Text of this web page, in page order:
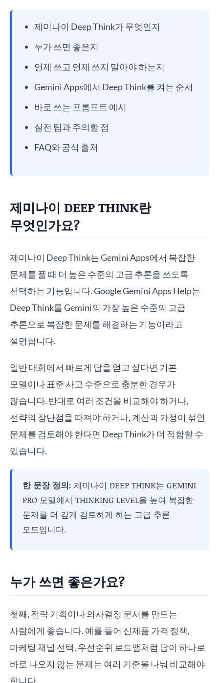
제미나이 Deep Think가 무엇인지
누가 쓰면 좋은지
언제 쓰고 언제 쓰지 말아야 하는지
Gemini Apps에서 Deep Think를 켜는 순서
바로 쓰는 프롬프트 예시
실전 팁과 주의할 점
FAQ와 공식 출처
제미나이 DEEP THINK란
무엇인가요?
제미나이 Deep Think는 Gemini Apps에서 복잡한
문제를 풀 때 더 높은 수준의 고급 추론을 쓰도록
선택하는 기능입니다. Google Gemini Apps Help는
Deep Think를 Gemini의 가장 높은 수준의 고급
추론으로 복잡한 문제를 해결하는 기능이라고
설명합니다.
일반 대화에서 빠르게 답을 얻고 싶다면 기본
모델이나 표준 사고 수준으로 충분한 경우가
많습니다. 반대로 여러 조건을 비교해야 하거나,
전략의 장단점을 따져야 하거나, 계산과 가정이 섞인
문제를 검토해야 한다면 Deep Think가 더 적합할 수
있습니다.
한 문장 정의: 제미나이 DEEP THINK는 GEMINI
PRO 모델에서 THINKING LEVEL을 높여 복잡한
문제를 더 깊게 검토하게 하는 고급 추론
모드입니다.
누가 쓰면 좋은가요?
첫째, 전략 기획이나 의사결정 문서를 만드는
사람에게 좋습니다. 예를 들어 신제품 가격 정책,
마케팅 채널 선택, 우선순위 로드맵처럼 답이 하나로
바로 나오지 않는 문제는 여러 기준을 나눠 비교해야
합니다.